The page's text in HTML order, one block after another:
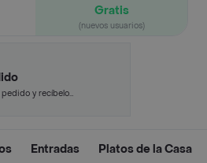
Gratis
(nuevos usuarios)
y recíbelo
Entradas Platos de la Casa